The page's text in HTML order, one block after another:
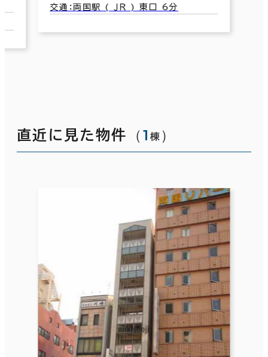
交通：両国駅 ( ＪＲ ) 東口 6分
直近に見た物件 （1 棟 ）